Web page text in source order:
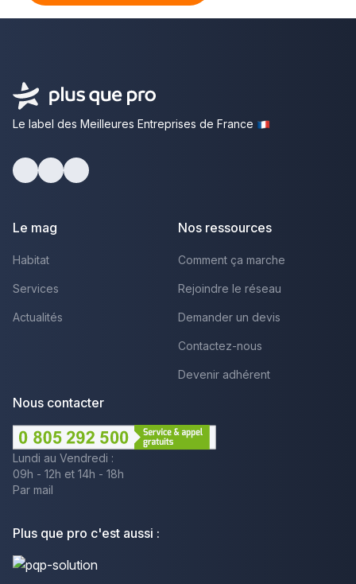
Le label des Meilleures Entreprises de France
Le mag
Habitat
Services
Actualités
Nos ressources
Comment ça marche
Rejoindre le réseau
Demander un devis
Contactez-nous
Devenir adhérent
Nous contacter
Lundi au Vendredi :
09h - 12h et 14h - 18h
Par mail
Plus que pro c'est aussi :